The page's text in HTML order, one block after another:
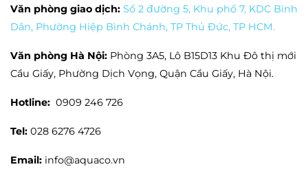
Văn phòng giao dịch: Số 2 đường 5, Khu phố 7, KDC Bình
Dân, Phường Hiệp Bình Chánh, TP Thủ Đức, TP HCM.
Văn phòng Hà Nội: Phòng 3A5, Lô B15D13 Khu Đô thị mới
Cầu Giấy, Phường Dịch Vọng, Quận Cầu Giấy, Hà Nội.
Hotline: 0909 246 726
Tel: 028 6276 4726
Email: info@aquaco.vn